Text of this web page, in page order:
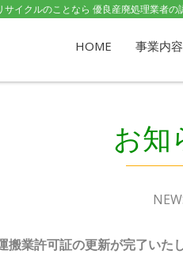
サイクルのことなら 優良産廃処理業
HOME 事業内容
お知
業許可証の更新が完了いた